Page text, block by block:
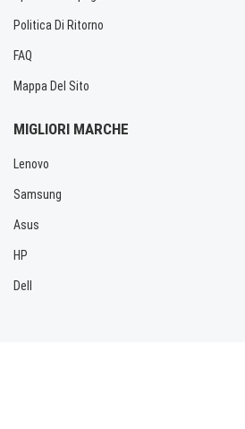
Politica Di Ritorno
FAQ
Mappa Del Sito
MIGLIORI MARCHE
Lenovo
Samsung
Asus
HP
Dell